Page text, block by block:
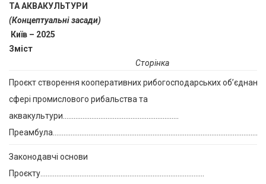
ТА АКВАКУЛЬТУРИ
(Концептуальні засади)
Київ – 2025
Зміст
Сторінка
Проєкт створення кооперативних рибогосподарських об’єднань
сфері промислового рибальства та
аквакультури………………………………………………………..
Законодавчі основи
Проєкту………………………………………………………………………………..